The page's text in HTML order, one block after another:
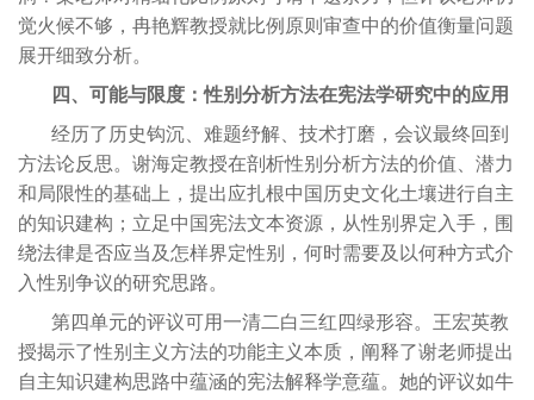
觉火候不够，冉艳辉教授就比例原则审查中的价值衡量问题
展开细致分析。
四、可能与限度：性别分析方法在宪法学研究中的应用
经历了历史钩沉、难题纾解、技术打磨，会议最终回到
方法论反思。谢海定教授在剖析性别分析方法的价值、潜力
和局限性的基础上，提出应扎根中国历史文化土壤进行自主
的知识建构；立足中国宪法文本资源，从性别界定入手，围
绕法律是否应当及怎样界定性别，何时需要及以何种方式介
入性别争议的研究思路。
第四单元的评议可用一清二白三红四绿形容。王宏英教
授揭示了性别主义方法的功能主义本质，阐释了谢老师提出
自主知识建构思路中蕴涵的宪法解释学意蕴。她的评议如牛